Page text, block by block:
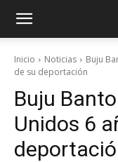
Inicio Noticias
Buju
de su deportación
Buju
Unidos 6